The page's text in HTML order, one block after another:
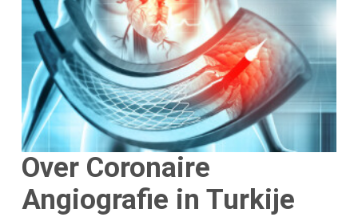
Over Coronaire
Angiografie in Turkije